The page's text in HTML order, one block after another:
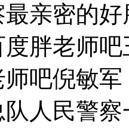
最亲密的
胖老师
吧倪敏
人民警